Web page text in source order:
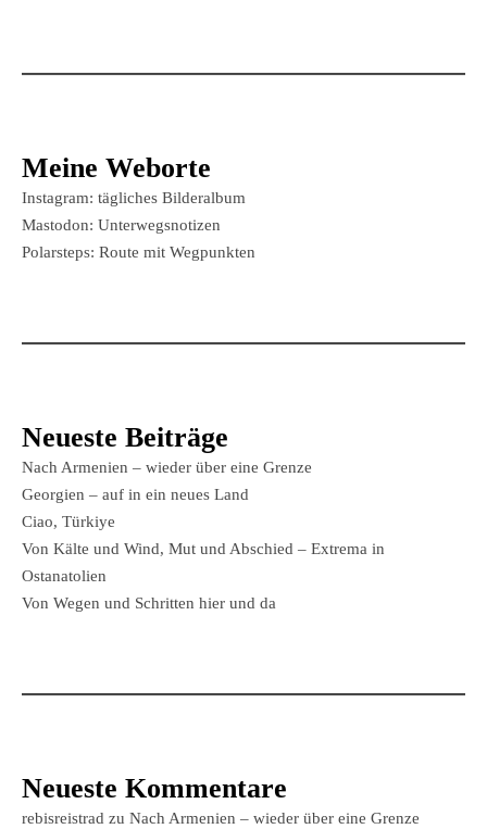
Meine Weborte
Instagram: tägliches Bilderalbum
Mastodon: Unterwegsnotizen
Polarsteps: Route mit Wegpunkten
Neueste Beiträge
Nach Armenien – wieder über eine Grenze
Georgien – auf in ein neues Land
Ciao, Türkiye
Von Kälte und Wind, Mut und Abschied – Extrema in
Ostanatolien
Von Wegen und Schritten hier und da
Neueste Kommentare
rebisreistrad zu Nach Armenien – wieder über eine Grenze